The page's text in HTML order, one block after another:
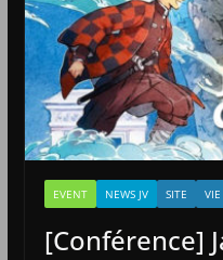
EVENT NEWS JV SITE
[Conférence]